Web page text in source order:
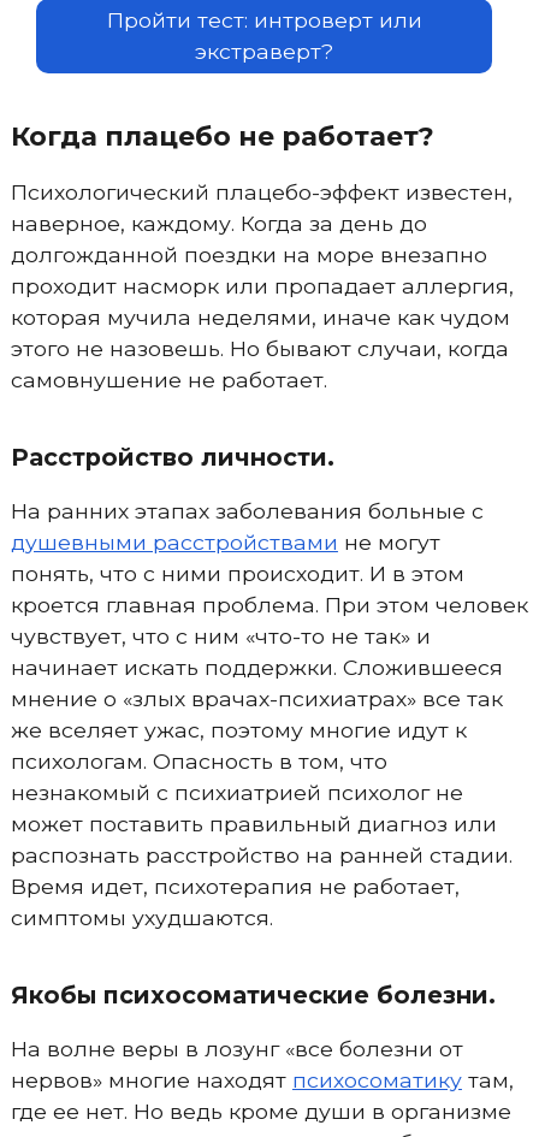
Пройти тест: интроверт или
экстраверт?
Когда плацебо не работает?
Психологический плацебо-эффект известен,
наверное, каждому. Когда за день до
долгожданной поездки на море внезапно
проходит насморк или пропадает аллергия,
которая мучила неделями, иначе как чудом
этого не назовешь. Но бывают случаи, когда
самовнушение не работает.
Расстройство личности.
На ранних этапах заболевания больные с
душевными расстройствами не могут
понять, что с ними происходит. И в этом
кроется главная проблема. При этом человек
чувствует, что с ним «что-то не так» и
начинает искать поддержки. Сложившееся
мнение о «злых врачах-психиатрах» все так
же вселяет ужас, поэтому многие идут к
психологам. Опасность в том, что
незнакомый с психиатрией психолог не
может поставить правильный диагноз или
распознать расстройство на ранней стадии.
Время идет, психотерапия не работает,
симптомы ухудшаются.
Якобы психосоматические болезни.
На волне веры в лозунг «все болезни от
нервов» многие находят психосоматикутам,
где ее нет. Но ведь кроме души в организме